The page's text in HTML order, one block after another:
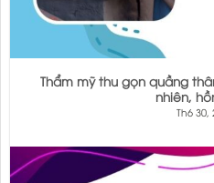
Thẩm mỹ thu gọn quầng
nhiên,
Th6 30,